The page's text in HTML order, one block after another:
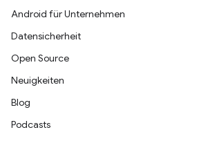
Android für Unternehmen
Datensicherheit
Open Source
Neuigkeiten
Blog
Podcasts